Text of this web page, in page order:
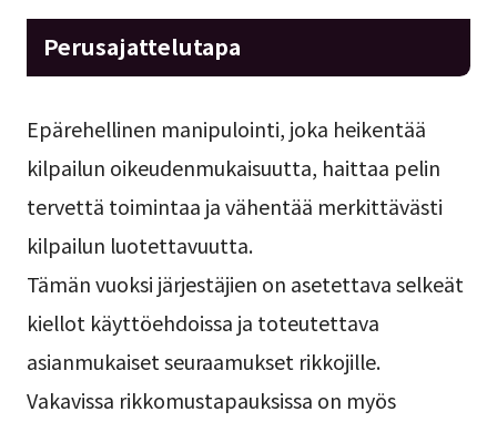
Perusajattelutapa
Epärehellinen manipulointi, joka heikentää
kilpailun oikeudenmukaisuutta, haittaa pelin
tervettä toimintaa ja vähentää merkittävästi
kilpailun luotettavuutta.
Tämän vuoksi järjestäjien on asetettava selkeät
kiellot käyttöehdoissa ja toteutettava
asianmukaiset seuraamukset rikkojille.
Vakavissa rikkomustapauksissa on myös